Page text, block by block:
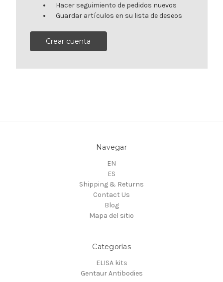
Hacer seguimiento de pedidos nuevos
Guardar artículos en su lista de deseos
Crear cuenta
Navegar
EN
ES
Shipping & Returns
Contact Us
Blog
Mapa del sitio
Categorías
ELISA kits
Gentaur Antibodies